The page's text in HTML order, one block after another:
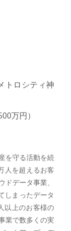
トロシティ神
万円）
を守る活動を続
人を超えるお客
データ事業、
しまったデータ
以上のお客様の
業で数多くの実